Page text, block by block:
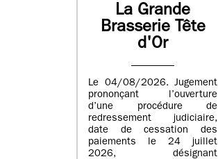
La Grande
Brasserie Tête
d'Or
Le 04/08/2026. Jugement
prononçant l’ouverture
d’une procédure de
redressement judiciaire,
date de cessation des
paiements le 24 juillet
2026, désignant